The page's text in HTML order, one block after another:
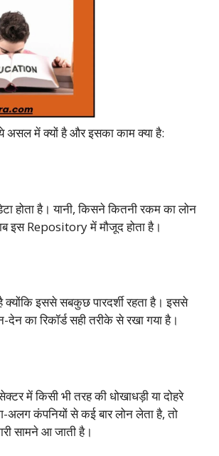
असल में क्यों है और इसका काम क्या है:
होता है। यानी, किसने कितनी रकम का लोन
इस Repository में मौजूद होता है।
इससे सबकुछ पारदर्शी रहता है। इससे
का रिकॉर्ड सही तरीके से रखा गया है।
में किसी भी तरह की धोखाधड़ी या दोहरे
कंपनियों से कई बार लोन लेता है, तो
सामने आ जाती है।